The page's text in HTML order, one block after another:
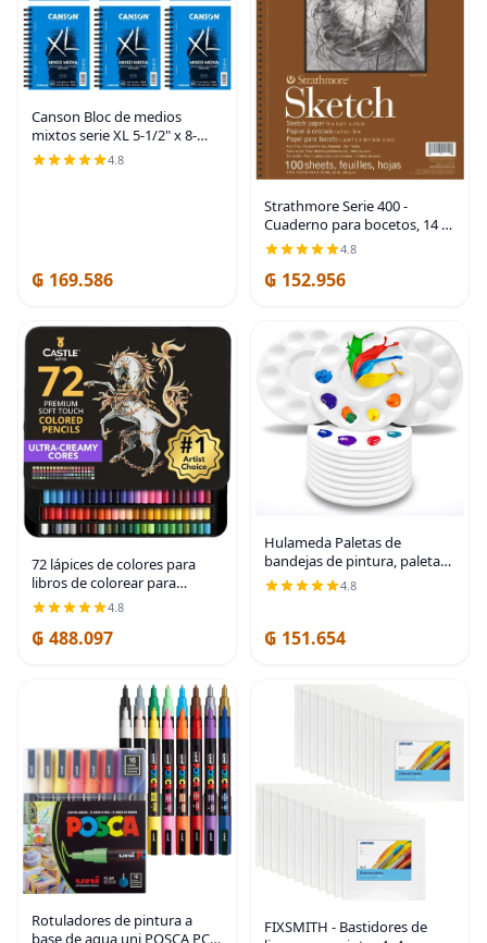
Canson Bloc de medios
mixtos serie XL 5-1/2" x 8-
1/2", paquete de 6
4.8
₲ 169.586
Strathmore Serie 400 -
Cuaderno para bocetos, 14 x
21.6 cm, 100 hojas - Cuaderno
de bocetos para artistas,
dibujo, ilustración,
4.8
₲ 152.956
72 lápices de colores para
libros de colorear para
adultos; serie mejorada
plomo con colores brillantes
4.8
₲ 488.097
Hulameda Paletas de
bandejas de pintura, paletas
de pintura de plástico para
niños o estudiantes para
o clase de arte,
4.8
₲ 151.654
Rotuladores de pintura a
base de agua uni POSCA PC-
FIXSMITH - Bastidores de